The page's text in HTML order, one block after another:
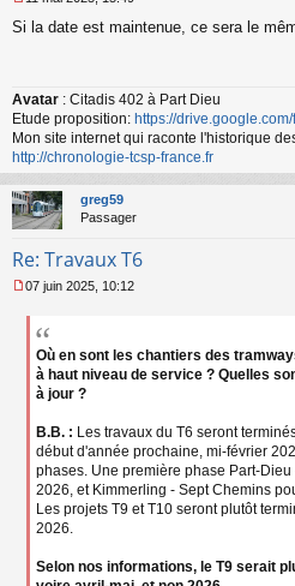
g
e
n
o
n
l
u
Si la date est maintenue, ce sera le
Avatar : Citadis 402 à Part Dieu
Etude proposition: https://
Mon site internet qui raconte l'historique
http://chronologie-tcsp-france.fr
greg59
Passager
Re: Travaux T6
e
07 juin 2025, 10:12
Où en sont les chantiers des
à haut niveau de service ? Quelles
à jour ?
B.B. : Les travaux du T6 seront
début d'année prochaine, mi-février
phases. Une première phase Part-
2026, et Kimmerling - Sept Chemins
Les projets T9 et T10 seront plutôt
2026.
Selon nos informations, le T9 serait